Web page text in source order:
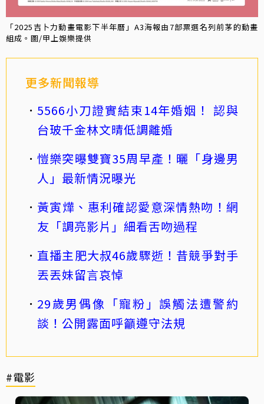
「2025吉卜力動畫電影下半年曆」A3海報由7部票選名列前茅的動畫
組成。圖/甲上娛樂提供
更多新聞報導
5566小刀證實結束14年婚姻！ 認與
台玻千金林文晴低調離婚
愷樂突曝雙寶35周早產！曬「身邊男
人」最新情況曝光
黃寅燁、惠利確認愛意深情熱吻！網
友「調亮影片」細看舌吻過程
直播主肥大叔46歲驟逝！昔競爭對手
丟丟妹留言哀悼
29歲男偶像「寵粉」誤觸法遭警約
談！公開露面呼籲遵守法規
#電影